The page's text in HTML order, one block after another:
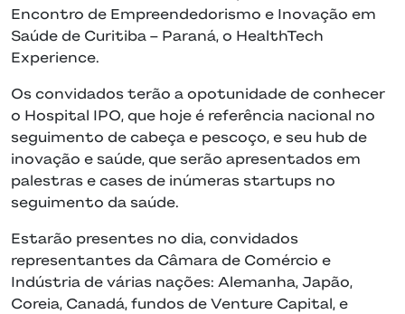
Encontro de Empreendedorismo e Inovação em
Saúde de Curitiba – Paraná, o HealthTech
Experience.
Os convidados terão a opotunidade de conhecer
o Hospital IPO, que hoje é referência nacional no
seguimento de cabeça e pescoço, e seu hub de
inovação e saúde, que serão apresentados em
palestras e cases de inúmeras startups no
seguimento da saúde.
Estarão presentes no dia, convidados
representantes da Câmara de Comércio e
Indústria de várias nações: Alemanha, Japão,
Coreia, Canadá, fundos de Venture Capital, e